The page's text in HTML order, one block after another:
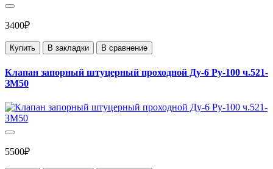
3400₽
Купить В закладки В сравнение
Клапан запорный штуцерный проходной Ду-6 Ру-100 ч.521-
ЗМ50
5500₽